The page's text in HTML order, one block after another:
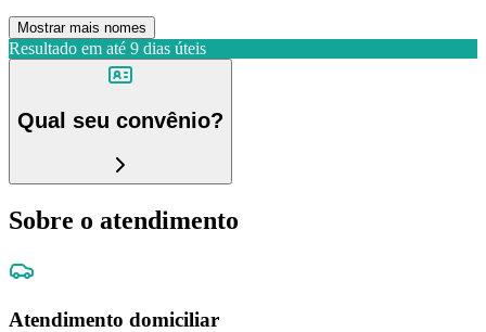
Mostrar mais nomes
Resultado em até 9 dias úteis
Qual seu convênio?
Sobre o atendimento
Atendimento domiciliar